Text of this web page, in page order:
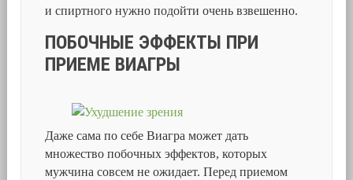
и спиртного нужно подойти очень взвешенно.
ПОБОЧНЫЕ ЭФФЕКТЫ ПРИ
ПРИЕМЕ ВИАГРЫ
Даже сама по себе Виагра может дать
множество побочных эффектов, которых
мужчина совсем не ожидает. Перед приемом